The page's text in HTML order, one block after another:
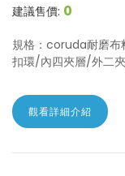
建議售價: 0
規格：coruda耐磨布
扣環/內四夾層/外二
觀看詳細介紹